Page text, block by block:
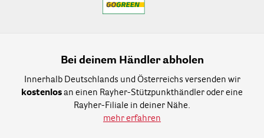
Bei deinem Händler abholen
Innerhalb Deutschlands und Österreichs versenden wir
kostenlos an einen Rayher-Stützpunkthändler oder eine
Rayher-Filiale in deiner Nähe.
mehr erfahren